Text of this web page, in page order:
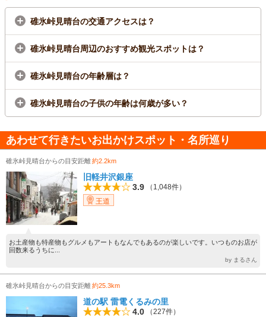
碓氷峠見晴台の交通アクセスは？
碓氷峠見晴台周辺のおすすめ観光スポットは？
碓氷峠見晴台の年齢層は？
碓氷峠見晴台の子供の年齢は何歳が多い？
あわせて行きたいお出かけスポット・名所巡り
碓氷峠見晴台からの目安距離約2.2km
旧軽井沢銀座
3.9
（1,048件）
王道
お土産物も特産物もグルメもアートもなんでもあるのが楽しいです。いつものお店が
回数来るうちに...
by まるさん
碓氷峠見晴台からの目安距離約25.3km
道の駅 雷電くるみの里
4.0
（227件）